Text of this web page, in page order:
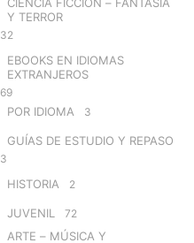
Y TERROR
32
EBOOKS EN IDIOMAS
EXTRANJEROS
69
POR IDIOMA 3
GUÍAS DE ESTUDIO Y REPASO
3
HISTORIA 2
JUVENIL 72
ARTE – MÚSICA Y